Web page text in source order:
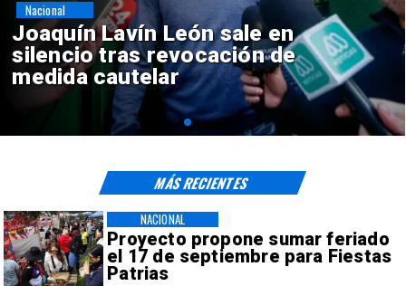
Chile y Venezuela formalizan
reinicio de relaciones
consulares
Nacional
Proyecto propone sumar feriado
el 17 de septiembre para Fiestas
Patrias
NACIONAL
MÁS RECIENTES